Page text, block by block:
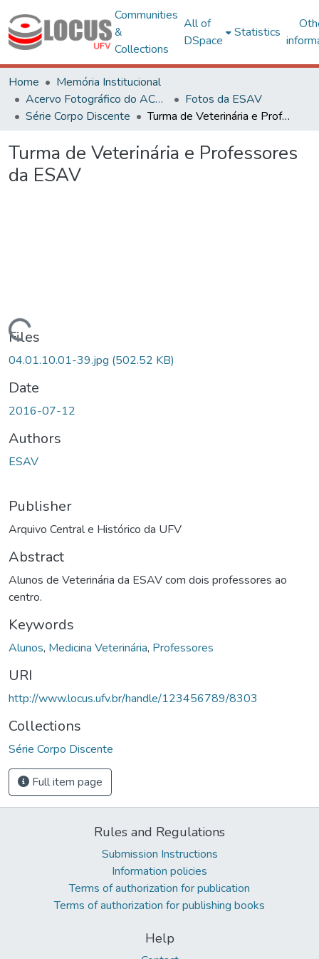
Communities
&
Collections
All of
DSpace
Statistics
Home
Memória Institucional
Acervo Fotográfico do ACH-UFV
Fotos da ESAV
Série Corpo Discente
Turma de Veterinária e Professores da ESAV
Turma de Veterinária e Professores
da ESAV
Loading...
Files
04.01.10.01-39.jpg (502.52 KB)
Date
2016-07-12
Authors
ESAV
Publisher
Arquivo Central e Histórico da UFV
Abstract
Alunos de Veterinária da ESAV com dois professores ao
centro.
Keywords
Alunos, Medicina Veterinária, Professores
URI
http://www.locus.ufv.br/handle/123456789/8303
Collections
Série Corpo Discente
Full item page
Rules and Regulations
Submission Instructions
Information policies
Terms of authorization for publication
Terms of authorization for publishing books
Help